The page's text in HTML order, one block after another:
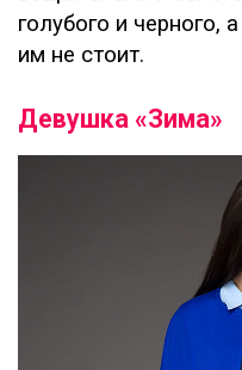
голубого и черного,
им не стоит.
Девушка «Зима»